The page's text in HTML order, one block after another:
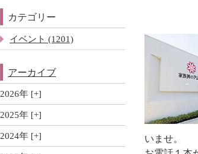
いませ。
カテゴリー
イベント (1201)
アーカイブ
2026年
2025年
2024年